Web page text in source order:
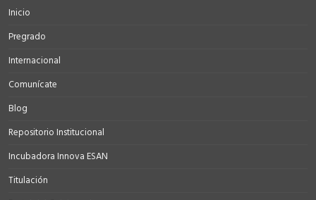
Inicio
Pregrado
Internacional
Comunícate
Blog
Repositorio Institucional
Incubadora Innova ESAN
Titulación